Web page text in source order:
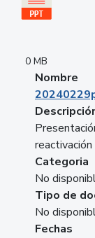
0 MB
Nombre
Categoria
No
Tipo de
No
Fechas